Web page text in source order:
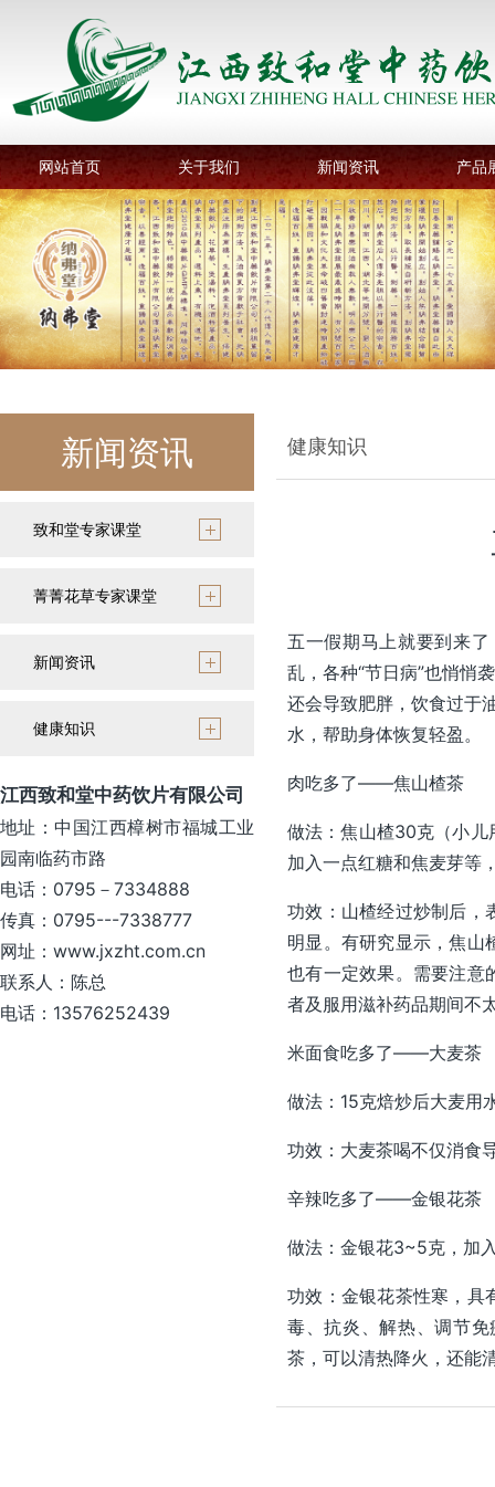
网站首页 关于我们 新闻资讯 产品
新闻资讯
致和堂专家课堂
菁菁花草专家课堂
新闻资讯
健康知识
江西致和堂中药饮片有限公司
地址：中国江西樟树市福城工业
园南临药市路
电话：0795－7334888
传真：0795---7338777
网址：www.jxzht.com.cn
联系人：陈总
电话：13576252439
健康知识
五一假期马上就要到来
乱，各种“节日病”也悄悄
还会导致肥胖，饮食过于
水，帮助身体恢复轻盈。
肉吃多了——焦山楂茶
做法：焦山楂30克（小儿
加入一点红糖和焦麦芽等
功效：山楂经过炒制后，
明显。有研究显示，焦山
也有一定效果。需要注意
者及服用滋补药品期间不
米面食吃多了——大麦茶
做法：15克焙炒后大麦用
功效：大麦茶喝不仅消食
辛辣吃多了——金银花茶
做法：金银花3~5克，加
功效：金银花茶性寒，具
毒、抗炎、解热、调节
茶，可以清热降火，还能